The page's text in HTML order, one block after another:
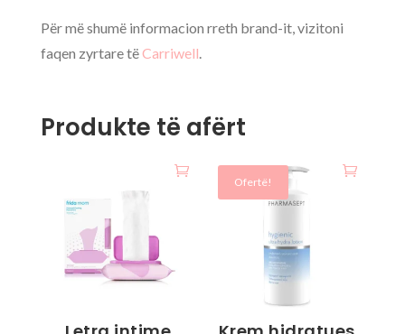
Për më shumë informacion rreth brand-it, vizitoni
faqen zyrtare tëCarriwell.
Produkte të afërt
Ofertë!